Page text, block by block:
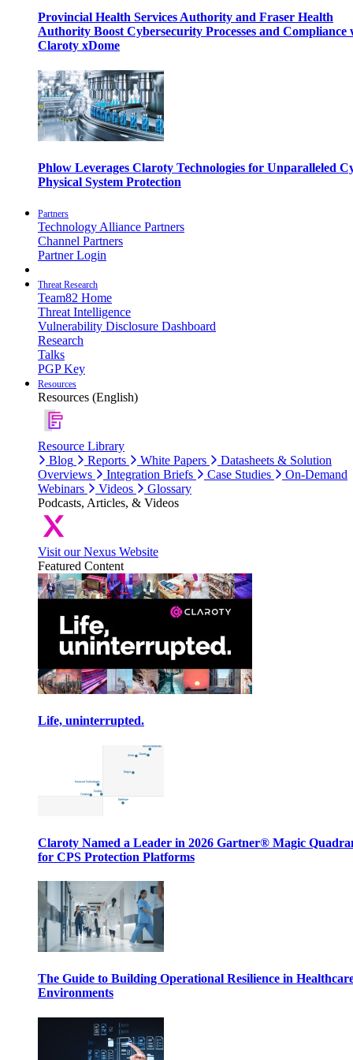
Provincial Health Services Authority and Fraser Health
Authority Boost Cybersecurity Processes and Compliance
Claroty xDome
Phlow Leverages Claroty Technologies for Unparalleled
Physical System Protection
Partners
Technology Alliance Partners
Channel Partners
Partner Login
Threat Research
Team82 Home
Threat Intelligence
Vulnerability Disclosure Dashboard
Research
Talks
PGP Key
Resources
Resources (English)
Resource Library
Blog
Reports White Papers
Datasheets & Solution
Overviews
Integration Briefs Case Studies
On-Demand
Webinars
Videos
Glossary
Podcasts, Articles, & Videos
Visit our Nexus Website
Featured Content
Life, uninterrupted.
Claroty Named a Leader in 2026 Gartner® Magic
for CPS Protection Platforms
The Guide to Building Operational Resilience in
Environments